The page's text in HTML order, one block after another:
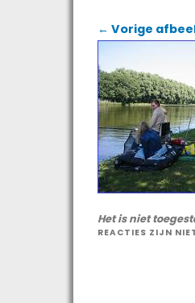
← Vorige
Het is niet
REACTIES ZIJN